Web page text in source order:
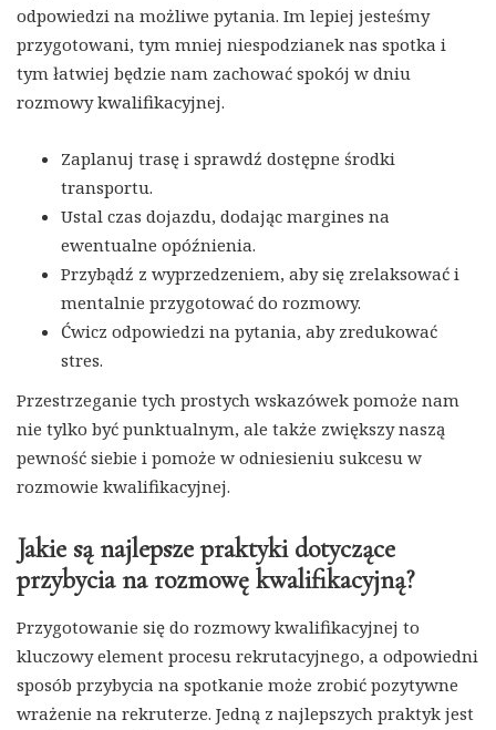
odpowiedzi na możliwe pytania. Im lepiej jesteśmy
przygotowani, tym mniej niespodzianek nas spotka i
tym łatwiej będzie nam zachować spokój w dniu
rozmowy kwalifikacyjnej.
Zaplanuj trasę i sprawdź dostępne środki
transportu.
Ustal czas dojazdu, dodając margines na
ewentualne opóźnienia.
Przybądź z wyprzedzeniem, aby się zrelaksować i
mentalnie przygotować do rozmowy.
Ćwicz odpowiedzi na pytania, aby zredukować
stres.
Przestrzeganie tych prostych wskazówek pomoże nam
nie tylko być punktualnym, ale także zwiększy naszą
pewność siebie i pomoże w odniesieniu sukcesu w
rozmowie kwalifikacyjnej.
Jakie są najlepsze praktyki dotyczące
przybycia na rozmowę kwalifikacyjną?
Przygotowanie się do rozmowy kwalifikacyjnej to
kluczowy element procesu rekrutacyjnego, a odpowiedni
sposób przybycia na spotkanie może zrobić pozytywne
wrażenie na rekruterze. Jedną z najlepszych praktyk jest